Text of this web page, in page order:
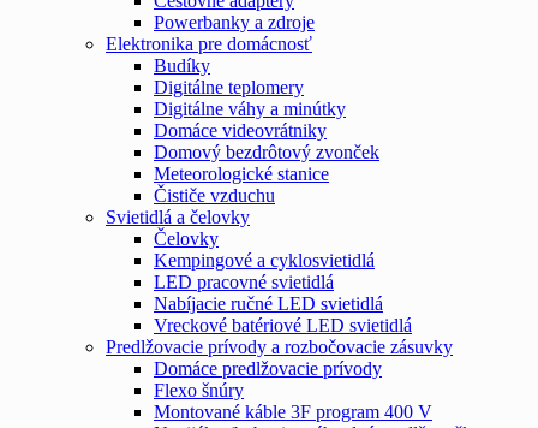
Powerbanky a zdroje
Elektronika pre domácnosť
Budíky
Digitálne teplomery
Digitálne váhy a minútky
Domáce videovrátniky
Domový bezdrôtový zvonček
Meteorologické stanice
Čističe vzduchu
Svietidlá a čelovky
Čelovky
Kempingové a cyklosvietidlá
LED pracovné svietidlá
Nabíjacie ručné LED svietidlá
Vreckové batériové LED svietidlá
Predlžovacie prívody a rozbočovacie zásuvky
Domáce predlžovacie prívody
Flexo šnúry
Montované káble 3F program 400 V